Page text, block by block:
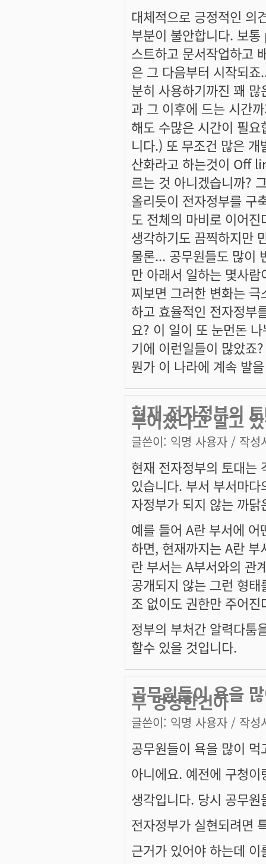
대체적으로 긍정적인 의
부분이 불안합니다. 보
스트하고 문서작업하고
은 그 다음부터 시작되
분히 사용하기까진 꽤
과 그 이후에 드는 시간
해도 수많은 시간이 필
니다.) 또 무조건 많은
산화라고 하는것이 Off
르는 것 아니겠습니까?
올리듯이 전자정부를 구
도 전체의 마비로 이어
생각하기도 끔찍하지만
물론... 공무원들도 많이
만 아래서 일하는 몇사
찌보면 그러한 변화는
하고 효율적인 전자정부
요? 이 일이 또 눈먼돈
기에 이런일들이 많았죠
뭔가 이 나라에 계속 발
현재 전자정부의
루어졌다고 알고
글쓴이: 익명 사용자 / 작성
현재 전자정부의 토대는
있습니다. 부서 부서마
자정부가 되지 않는 까
예를 들어 A란 부서에
하면, 현재까지는 A란
란 부서는 A부서와의 관
공개되지 않는 그런 형
조 없이도 권한만 주어
정부의 부처간 알력다툼
할수 있을 것입니다.
공무원들이 욕을
부 멍청한건아
글쓴이: 익명 사용자 / 작성
공무원들이 욕을 많이
아니에요. 예전에 구청
생각입니다. 당시 공무
전자정부가 실현되려면
근거가 있어야 하는데